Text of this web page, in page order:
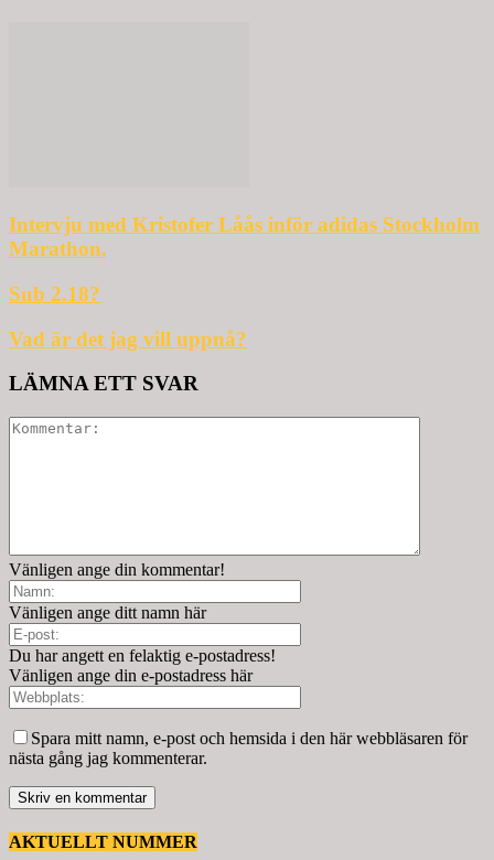
Intervju med Kristofer Låås inför adidas Stockholm
Marathon.
Sub 2.18?
Vad är det jag vill uppnå?
LÄMNA ETT SVAR
Vänligen ange din kommentar!
Vänligen ange ditt namn här
Du har angett en felaktig e-postadress!
Vänligen ange din e-postadress här
Spara mitt namn, e-post och hemsida i den här webbläsaren för
nästa gång jag kommenterar.
AKTUELLT NUMMER